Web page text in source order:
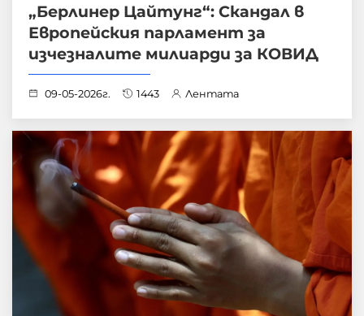
„Берлинер Цайтунг“: Скандал в
Европейския парламент за
изчезналите милиарди за КОВИД
09-05-2026г. 1443 Лентата